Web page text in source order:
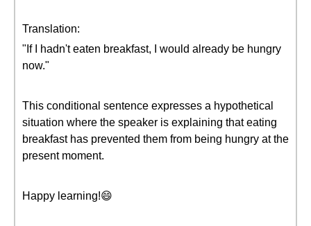
Translation:
"If I hadn't eaten breakfast, I would already be hungry
now."
This conditional sentence expresses a hypothetical
situation where the speaker is explaining that eating
breakfast has prevented them from being hungry at the
present moment.
Happy learning!😄